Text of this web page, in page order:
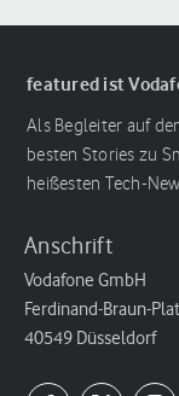
featured ist
Als Begleiter auf
besten Stories zu
heißesten Tech-
Anschrift
Vodafone GmbH
Ferdinand-Braun-
40549 Düsseldorf